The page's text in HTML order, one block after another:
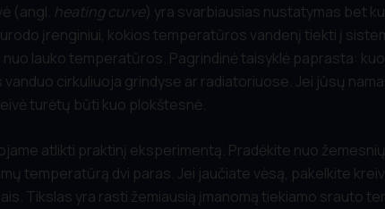
(angl. heating curve) yra svarbiausias nustatymas bet
įrenginiui, kokios temperatūros vandenį tiekti į
nuo lauko temperatūros. Pagrindinė taisyklė paprasta: kuo
cirkuliuoja grindyse ar radiatoriuose. Jei jūsų
turėtų būti kuo plokštesnė.
atlikti praktinį eksperimentą. Pradėkite nuo
temperatūrą dvi paras. Jei jaučiate vėsą, pakelkite
Tikslas yra rasti žemiausią įmanomą tiekiamo srauto